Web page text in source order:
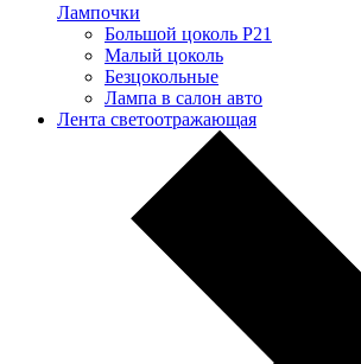
Лампочки
Большой цоколь P21
Малый цоколь
Безцокольные
Лампа в салон авто
Лента светоотражающая